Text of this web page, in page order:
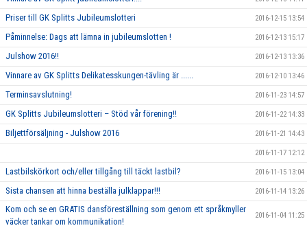
Priser till GK Splitts Jubileumslotteri 2016-12-15 13:54
Påminnelse: Dags att lämna in jubileumslotten ! 2016-12-13 15:17
Julshow 2016!! 2016-12-13 13:36
Vinnare av GK Splitts Delikatesskungen-tävling är ...... 2016-12-10 13:46
Terminsavslutning! 2016-11-23 14:57
GK Splitts Jubileumslotteri – Stöd vår förening!! 2016-11-22 14:33
Biljettförsäljning - Julshow 2016 2016-11-21 14:43
2016-11-17 12:12
Lastbilskörkort och/eller tillgång till täckt lastbil? 2016-11-15 13:04
Sista chansen att hinna beställa julklappar!!! 2016-11-14 13:26
Kom och se en GRATIS dansföreställning som genom ett språkmyller
väcker tankar om kommunikation!
2016-11-04 11:25